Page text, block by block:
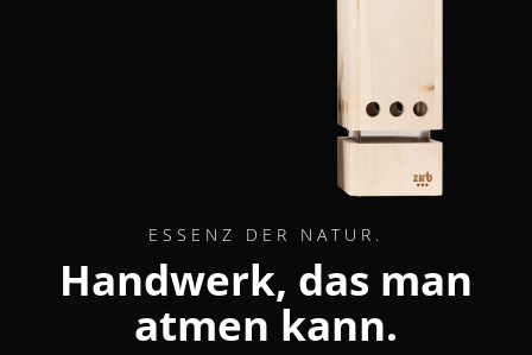
ESSENZ DER NATUR.
Handwerk, das man
atmen kann.